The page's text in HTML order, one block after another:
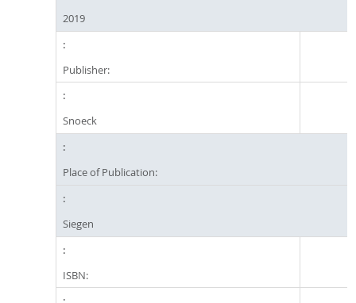
2019
Publisher:
Snoeck
Place of Publication:
Siegen
ISBN: